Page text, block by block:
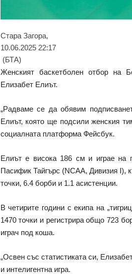
Стара Загора,
10.06.2025 22:17
(БТА)
Женският баскетболен отбор на
Елизабет Елиът.
„Радваме се да обявим
Елиът, която ще подсили женския
социалната платформа Фейсбук.
Елиът е висока 186 см и играе на
Пасифик Тайгърс (NCAA, Дивизия I),
точки, 6.4 борби и 1.1 асистенции.
В четирите години с екипа на
1470 точки и регистрира общо 723
играч под коша.
„Освен със статистиката си,
и интелигентна игра.